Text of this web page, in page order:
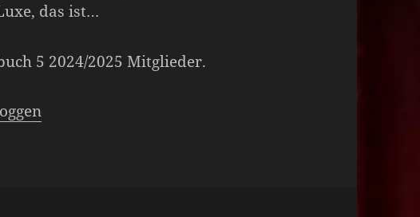
das ist…
5 2024/2025 Mitglieder.